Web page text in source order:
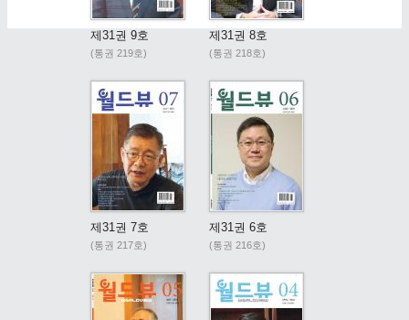
제31권 9호
(통권 219호)
제31권 8호
(통권 218호)
제31권 7호
(통권 217호)
제31권 6호
(통권 216호)